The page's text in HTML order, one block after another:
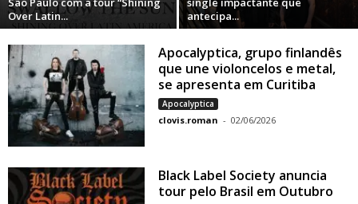
Over Latin...
antecipa...
Apocalyptica, grupo finlandês
que une violoncelos e metal,
se apresenta em Curitiba
Apocalyptica
clovis.roman - 02/06/2026
Black Label Society anuncia
tour pelo Brasil em Outubro